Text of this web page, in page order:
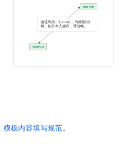
模板内容填写规范。